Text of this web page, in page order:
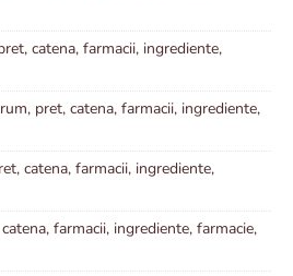
catena, farmacii, ingrediente,
pret, catena, farmacii, ingrediente,
catena, farmacii, ingrediente,
farmacii, ingrediente, farmacie,